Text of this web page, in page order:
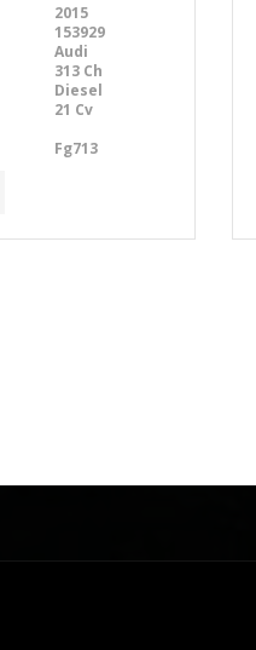
2015
153929
Audi
313 Ch
Diesel
21 Cv
Fg713